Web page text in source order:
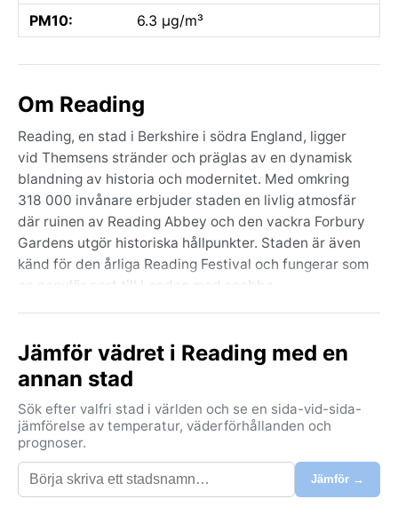
PM10:
6.3 µg/m³
Om Reading
Reading, en stad i Berkshire i södra England, ligger
vid Themsens stränder och präglas av en dynamisk
blandning av historia och modernitet. Med omkring
318 000 invånare erbjuder staden en livlig atmosfär
där ruinen av Reading Abbey och den vackra Forbury
Gardens utgör historiska hållpunkter. Staden är även
känd för den årliga Reading Festival och fungerar som
en populär port till London med snabba
genom landskapet och inbjuder till lugna promenader
längs floden.
Klimatet är oceaniskt enligt Köppenklassificeringen
Cfb, med milda somrar där temperaturen ofta når
omkring 20 grader Celsius och svala vintrar med
medelvärden runt 4 grader. Regn faller jämnt fördelat
över året, totalt cirka 700 millimeter, och
Jämför vädret i Reading med en
annan stad
Sök efter valfri stad i världen och se en sida-vid-sida-
jämförelse av temperatur, väderförhållanden och
prognoser.
Jämför →